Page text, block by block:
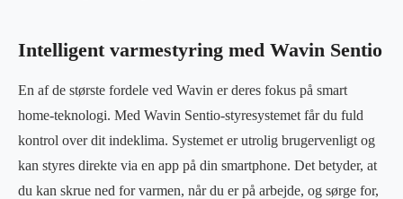
Intelligent varmestyring med Wavin Sentio
En af de største fordele ved Wavin er deres fokus på smart
home-teknologi. Med Wavin Sentio-styresystemet får du fuld
kontrol over dit indeklima. Systemet er utrolig brugervenligt og
kan styres direkte via en app på din smartphone. Det betyder, at
du kan skrue ned for varmen, når du er på arbejde, og sørge for,